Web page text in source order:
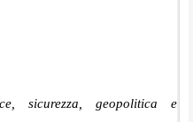
sicurezza, geopolitica e